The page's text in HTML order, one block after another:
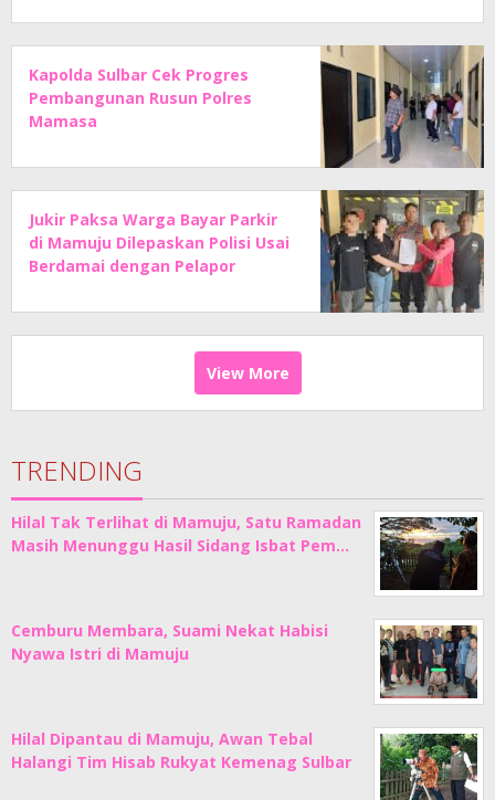
Kapolda Sulbar Cek Progres
Pembangunan Rusun Polres
Mamasa
Jukir Paksa Warga Bayar Parkir
di Mamuju Dilepaskan Polisi Usai
Berdamai dengan Pelapor
View More
TRENDING
Hilal Tak Terlihat di Mamuju, Satu Ramadan
Masih Menunggu Hasil Sidang Isbat Pem…
Cemburu Membara, Suami Nekat Habisi
Nyawa Istri di Mamuju
Hilal Dipantau di Mamuju, Awan Tebal
Halangi Tim Hisab Rukyat Kemenag Sulbar